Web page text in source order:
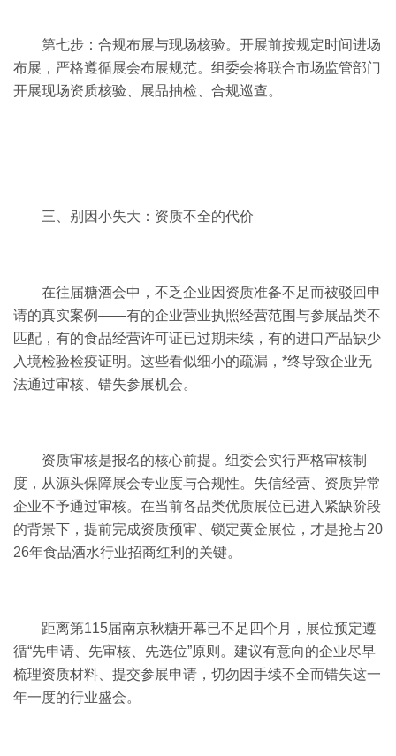
第七步：合规布展与现场核验。开展前按规定时间进场
布展，严格遵循展会布展规范。组委会将联合市场监管部门
开展现场资质核验、展品抽检、合规巡查。
三、别因小失大：资质不全的代价
在往届糖酒会中，不乏企业因资质准备不足而被驳回申
请的真实案例——有的企业营业执照经营范围与参展品类不
匹配，有的食品经营许可证已过期未续，有的进口产品缺少
入境检验检疫证明。这些看似细小的疏漏，*终导致企业无
法通过审核、错失参展机会。
资质审核是报名的核心前提。组委会实行严格审核制
度，从源头保障展会专业度与合规性。失信经营、资质异常
企业不予通过审核。在当前各品类优质展位已进入紧缺阶段
的背景下，提前完成资质预审、锁定黄金展位，才是抢占20
26年食品酒水行业招商红利的关键。
距离第115届南京秋糖开幕已不足四个月，展位预定遵
循“先申请、先审核、先选位”原则。建议有意向的企业尽早
梳理资质材料、提交参展申请，切勿因手续不全而错失这一
年一度的行业盛会。